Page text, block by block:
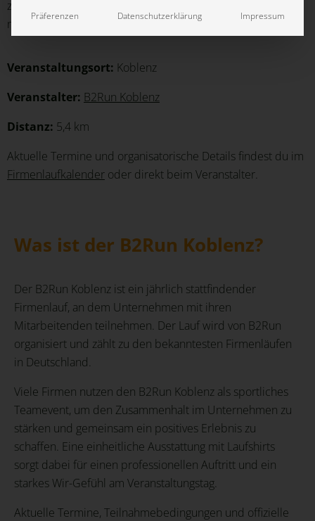
zentrale Rolle – von einheitlichen Laufshirts bis hin zu
nachhaltigen Materialien und einer zuverlässigen Lieferung.
Veranstaltungsort: Koblenz
Veranstalter: B2Run Koblenz
Distanz: 5,4 km
Aktuelle Termine und organisatorische Details findest du im
Firmenlaufkalender oder direkt beim Veranstalter.
Was ist der B2Run Koblenz?
Der B2Run Koblenz ist ein jährlich stattfindender
Firmenlauf, an dem Unternehmen mit ihren
Mitarbeitenden teilnehmen. Der Lauf wird von B2Run
organisiert und zählt zu den bekanntesten Firmenläufen
in Deutschland.
Viele Firmen nutzen den B2Run Koblenz als sportliches
Teamevent, um den Zusammenhalt im Unternehmen zu
stärken und gemeinsam ein positives Erlebnis zu
schaffen. Eine einheitliche Ausstattung mit Laufshirts
sorgt dabei für einen professionellen Auftritt und ein
starkes Wir-Gefühl am Veranstaltungstag.
Aktuelle Termine, Teilnahmebedingungen und offizielle
Präferenzen Datenschutzerklärung Impressum